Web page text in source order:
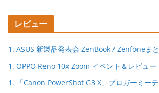
レビュー
1. ASUS 新製品発表会 ZenBook / Zenfoneま
1. OPPO Reno 10x Zoom イベント＆レビュー
1. 「Canon PowerShot G3 X」ブロガーミー